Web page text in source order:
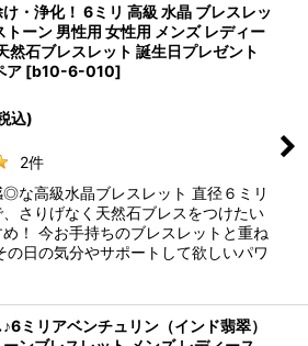
・浄化！ 6ミリ 高級 水晶 ブレスレッ
トーン 男性用 女性用 メンズ レディー
然石ブレスレット 誕生日プレゼント
ア [b10-6-010]
込)
2件
な高級水晶ブレスレット 直径６ミリ
さりげなく天然石ブレスをつけたい
！ 今お手持ちのブレスレットと重ね
の日の気分やサポートして欲しいパワ
ミリアベンチュリン（インド翡翠）